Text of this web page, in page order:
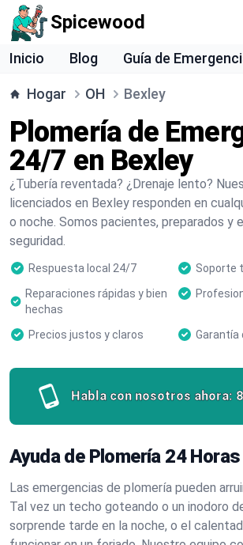
Spicewood
Inicio Blog Guía de
Hogar OH Bexley
Plomería de
24/7 en Bexley
¿Tubería reventada? ¿Drenaje lento?
licenciados en Bexley responden en
o noche. Somos pacientes, preparados y
seguridad.
Respuesta local 24/7
Soporte
Reparaciones rápidas y bien
hechas
Precios justos y claros Garantía
Habla con nosotros ahora:
Ayuda de Plomería 24
Las emergencias de plomería pueden
Tal vez un techo goteando o un inodoro
sorprende tarde en la noche, o el